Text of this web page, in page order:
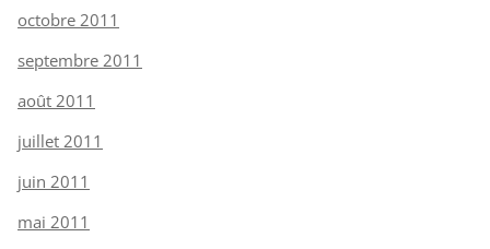
octobre 2011
septembre 2011
août 2011
juillet 2011
juin 2011
mai 2011